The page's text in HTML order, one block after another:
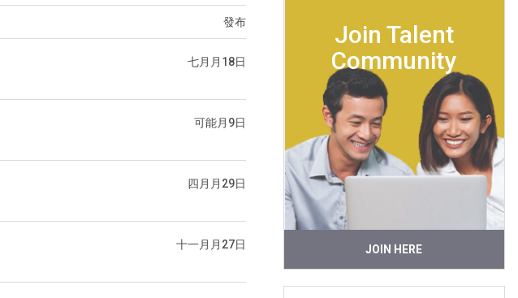
發布
七月月18日
可能月9日
四月月29日
十一月月27日
Join Talent
Community
JOIN HERE